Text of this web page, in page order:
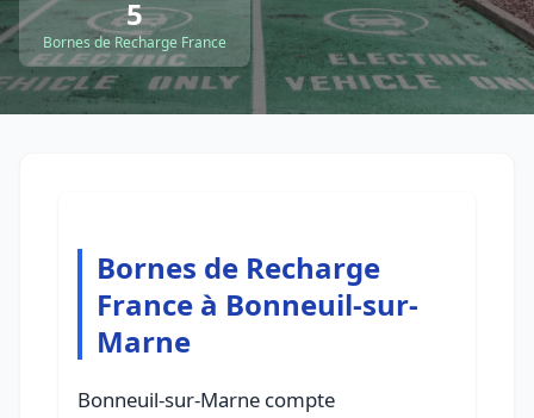
5
Bornes de Recharge France
Bornes de Recharge
France à Bonneuil-sur-
Marne
Bonneuil-sur-Marne compte